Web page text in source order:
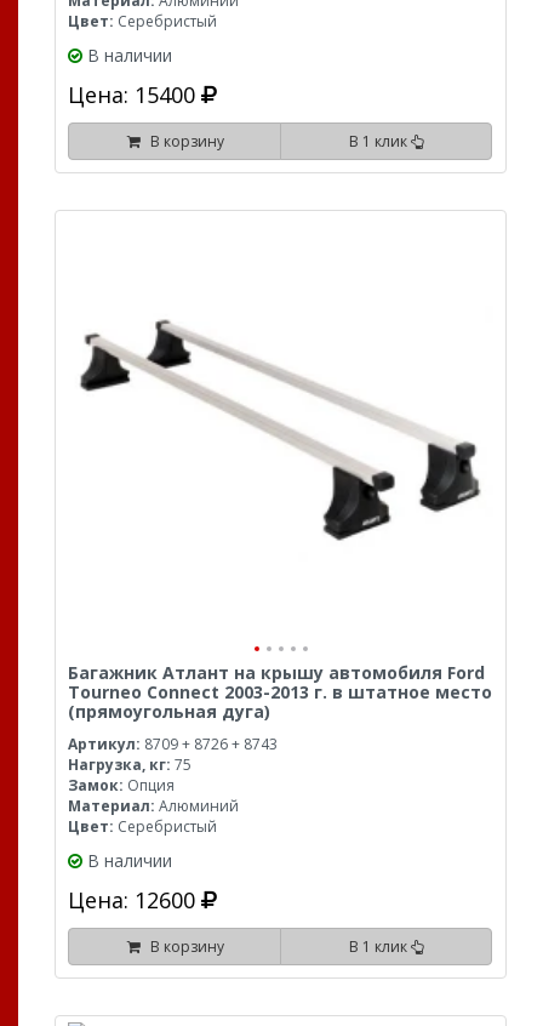
Цвет: Серебристый
В наличии
Цена: 15400
В корзину В 1 клик
Багажник Атлант на крышу автомобиля Ford
Tourneo Connect 2003-2013 г. в штатное место
(прямоугольная дуга)
Артикул: 8709 + 8726 + 8743
Нагрузка, кг: 75
Замок: Опция
Материал: Алюминий
Цвет: Серебристый
В наличии
Цена: 12600
В корзину В 1 клик